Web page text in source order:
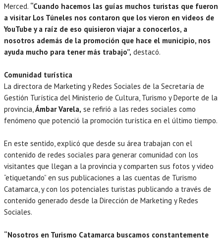
Merced. “Cuando hacemos las guías muchos turistas que fueron
a visitar Los Túneles nos contaron que los vieron en videos de
YouTube y a raíz de eso quisieron viajar a conocerlos, a
nosotros además de la promoción que hace el municipio, nos
ayuda mucho para tener más trabajo”, destacó.
Comunidad turística
La directora de Marketing y Redes Sociales de la Secretaría de
Gestión Turística del Ministerio de Cultura, Turismo y Deporte de la
provincia,Ámbar Varela, se refirió a las redes sociales como
fenómeno que potenció la promoción turística en el último tiempo.
En este sentido, explicó que desde su área trabajan con el
contenido de redes sociales para generar comunidad con los
visitantes que llegan a la provincia y comparten sus fotos y video
“etiquetando” en sus publicaciones a las cuentas de Turismo
Catamarca, y con los potenciales turistas publicando a través de
contenido generado desde la Dirección de Marketing y Redes
Sociales.
“Nosotros en Turismo Catamarca buscamos constantemente